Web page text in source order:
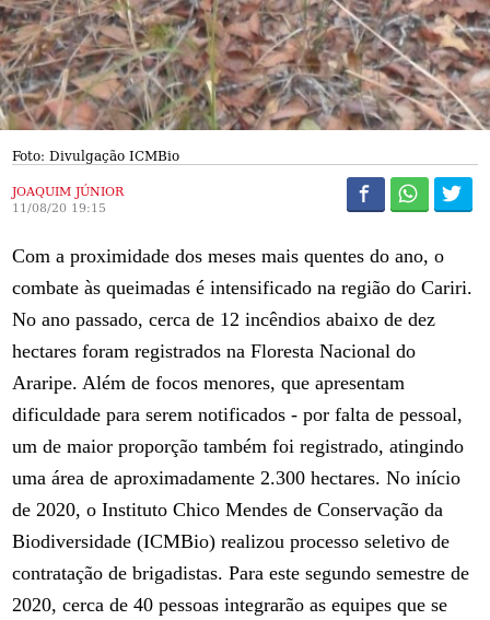
Foto: Divulgação ICMBio
JOAQUIM JÚNIOR
11/08/20 19:15
Com a proximidade dos meses mais quentes do ano, o
combate às queimadas é intensificado na região do Cariri.
No ano passado, cerca de 12 incêndios abaixo de dez
hectares foram registrados na Floresta Nacional do
Araripe. Além de focos menores, que apresentam
dificuldade para serem notificados - por falta de pessoal,
um de maior proporção também foi registrado, atingindo
uma área de aproximadamente 2.300 hectares. No início
de 2020, o Instituto Chico Mendes de Conservação da
Biodiversidade (ICMBio) realizou processo seletivo de
contratação de brigadistas. Para este segundo semestre de
2020, cerca de 40 pessoas integrarão as equipes que se